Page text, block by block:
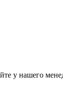
у нашего